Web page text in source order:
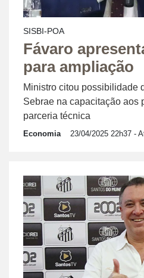
SISBI-POA
Fávaro
para ampliação
Ministro citou possibilidade
Sebrae na capacitação aos
parceria técnica
Economia 23/04/2025 22h37 -